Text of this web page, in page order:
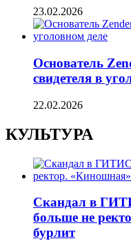
23.02.2026
Основатель
свидетеля в
22.02.2026
КУЛЬТУРА
Скандал в
больше не
бурлит